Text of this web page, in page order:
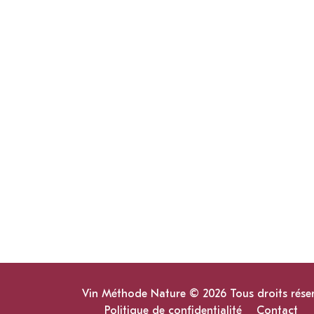
Vin Méthode Nature © 2026 Tous droits
Politique de confidentialité
Contact